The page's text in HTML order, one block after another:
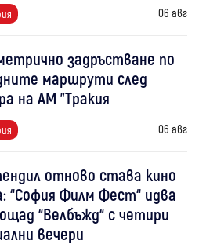
06 авг
задръстване по
маршрути след
на АМ "Тракия
06 авг
отново става кино
“София Филм Фест“ идва
“Велбъжд“ с четири
вечери